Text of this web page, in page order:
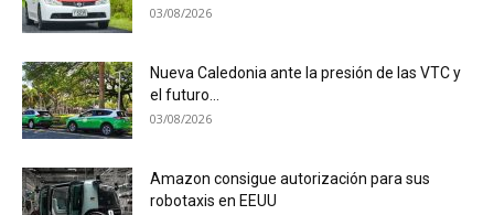
03/08/2026
Nueva Caledonia ante la presión de las VTC y
el futuro...
03/08/2026
Amazon consigue autorización para sus
robotaxis en EEUU